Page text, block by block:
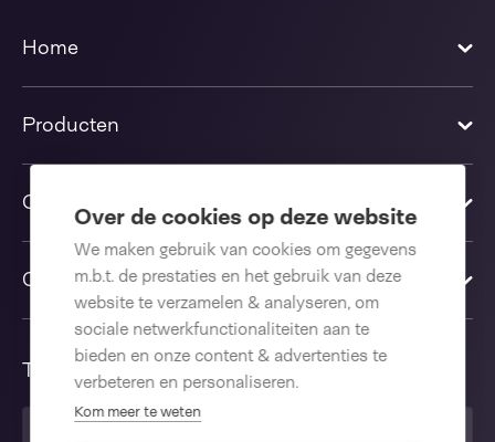
Over de cookies op deze website
We maken gebruik van cookies om gegevens
m.b.t. de prestaties en het gebruik van deze
website te verzamelen & analyseren, om
sociale netwerkfunctionaliteiten aan te
bieden en onze content & advertenties te
verbeteren en personaliseren.
Kom meer te weten
Home
Producten
Oplossingen
Contact us
Taal